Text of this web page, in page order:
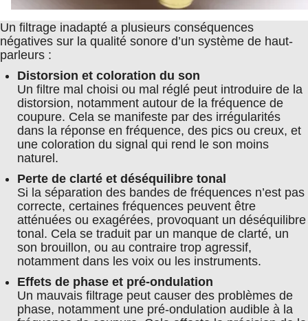
Un filtrage inadapté a plusieurs conséquences
négatives sur la qualité sonore d’un système de haut-
parleurs :
Distorsion et coloration du son
Un filtre mal choisi ou mal réglé peut introduire de la
distorsion, notamment autour de la fréquence de
coupure. Cela se manifeste par des irrégularités
dans la réponse en fréquence, des pics ou creux, et
une coloration du signal qui rend le son moins
naturel.
Perte de clarté et déséquilibre tonal
Si la séparation des bandes de fréquences n’est pas
correcte, certaines fréquences peuvent être
atténuées ou exagérées, provoquant un déséquilibre
tonal. Cela se traduit par un manque de clarté, un
son brouillon, ou au contraire trop agressif,
notamment dans les voix ou les instruments.
Effets de phase et pré-ondulation
Un mauvais filtrage peut causer des problèmes de
phase, notamment une pré-ondulation audible à la